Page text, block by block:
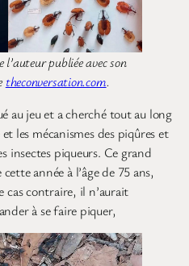
publiée avec son
theconversation.com.
au jeu et a cherché tout au long
les mécanismes des piqûres et
insectes piqueurs. Ce grand
année à l’âge de 75 ans,
cas contraire, il n’aurait
à se faire piquer,